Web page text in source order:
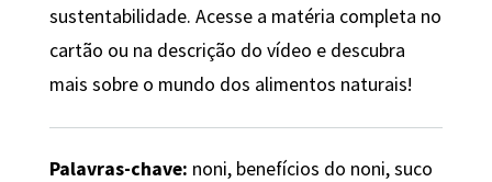
sustentabilidade. Acesse a matéria completa no
cartão ou na descrição do vídeo e descubra
mais sobre o mundo dos alimentos naturais!
Palavras-chave: noni, benefícios do noni, suco